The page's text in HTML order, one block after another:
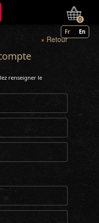
0
Fr En
× Retour
renseigner le